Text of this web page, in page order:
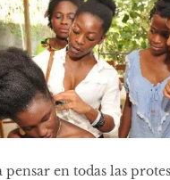
en todas las